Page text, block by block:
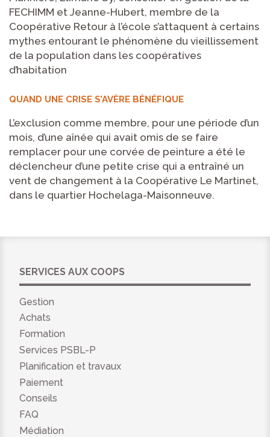
FECHIMM et Jeanne-Hubert, membre de la
Coopérative Retour à l’école s’attaquent à certains
mythes entourant le phénomène du vieillissement
de la population dans les coopératives
d’habitation
QUAND UNE CRISE S’AVÈRE BÉNÉFIQUE
L’exclusion comme membre, pour une période d’un
mois, d’une aînée qui avait omis de se faire
remplacer pour une corvée de peinture a été le
déclencheur d’une petite crise qui a entraîné un
vent de changement à la Coopérative Le Martinet,
dans le quartier Hochelaga-Maisonneuve.
SERVICES AUX COOPS
Gestion
Achats
Formation
Services PSBL-P
Planification et travaux
Paiement
Conseils
FAQ
Médiation